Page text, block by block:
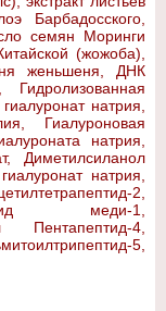
Барбадосского,
семян Моринги
(жожоба),
женьшеня, ДНК
Гидролизованная
натрия,
Гиалуроновая
натрия,
Диметилсиланол
натрия,
2,
меди-1,
Пентапептид-4,
5,